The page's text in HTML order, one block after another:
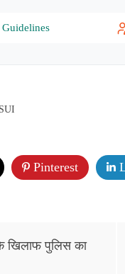
Pinterest
खिलाफ पुलिस का